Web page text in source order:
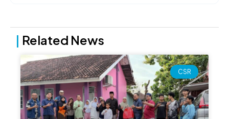
| Related News
CSR
PagePagePage Page